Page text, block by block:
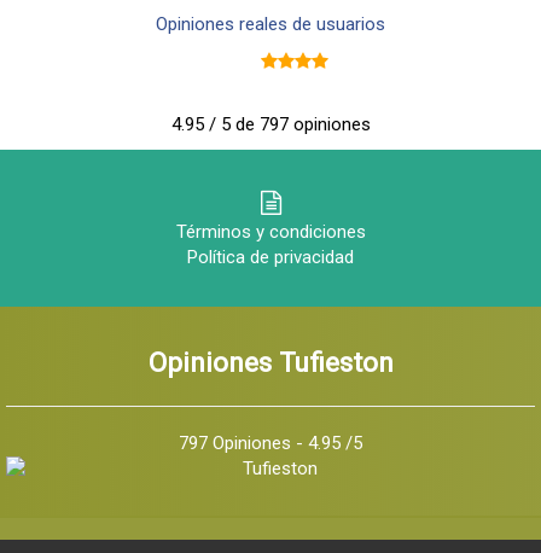
Opiniones reales de usuarios
4.95 / 5 de 797 opiniones
Términos y condiciones
Política de privacidad
Opiniones Tufieston
797 Opiniones - 4.95 /5